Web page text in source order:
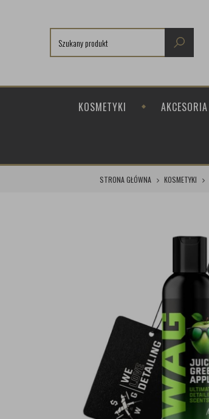
KOSMETYKI AKCESORIA
STRONA GŁÓWNA KOSMETYKI